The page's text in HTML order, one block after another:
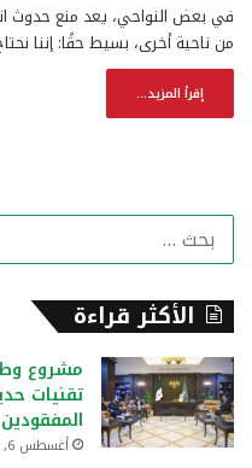
في بعض النواحي، يعد منع حدوث
من ناحية أخرى، بسيط حقًا: إننا
إقرأ المزيد...
الأكثر قراءة
مشروع
تقنيات
المفقودين
أغسطس 6, 2026